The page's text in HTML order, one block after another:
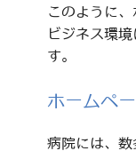
このように
ビジネス環
す。
ホームペ
病院には、